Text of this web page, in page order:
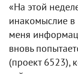
«На этой
инакомыслие
меня
вновь
(проект 6523),